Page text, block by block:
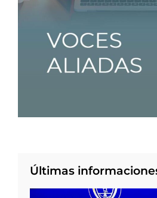
Últimas